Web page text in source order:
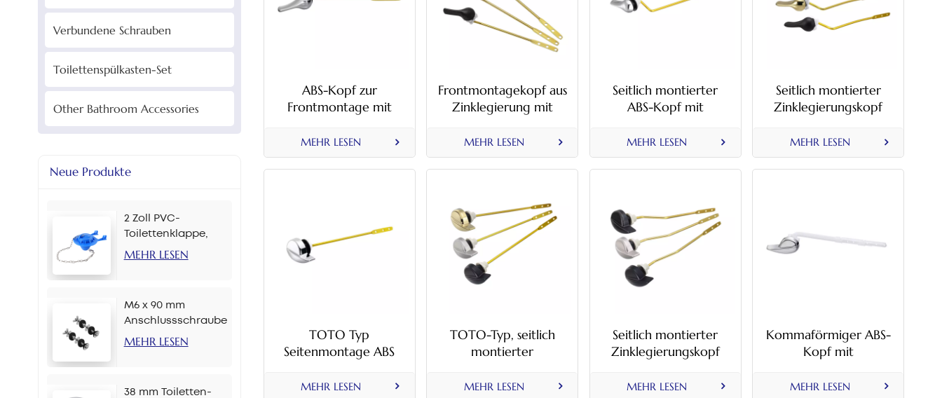
Verbundene Schrauben
Toilettenspülkasten-Set
Other Bathroom Accessories
Neue Produkte
2 Zoll PVC-
Toilettenklappe,
mehrere Farben
MEHR LESEN
M6 x 90 mm
Anschlussschraube
für
MEHR LESEN
38 mm Toiletten-
ABS-Kopf zur
Frontmontage mit
Metallstange
MEHR LESEN
Frontmontagekopf aus
Zinklegierung mit
Metallstange
MEHR LESEN
Seitlich montierter
ABS-Kopf mit
Metall
MEHR LESEN
Seitlich montierter
Zinklegierungskopf
aus Metall
MEHR LESEN
TOTO Typ
Seitenmontage ABS
Griff
MEHR LESEN
TOTO-Typ, seitlich
montierter
Zinklegierung
MEHR LESEN
Seitlich montierter
Zinklegierungskopf
Toilettenspülgriff
MEHR LESEN
Kommaförmiger ABS-
Kopf mit
Kunststoffstange
MEHR LESEN